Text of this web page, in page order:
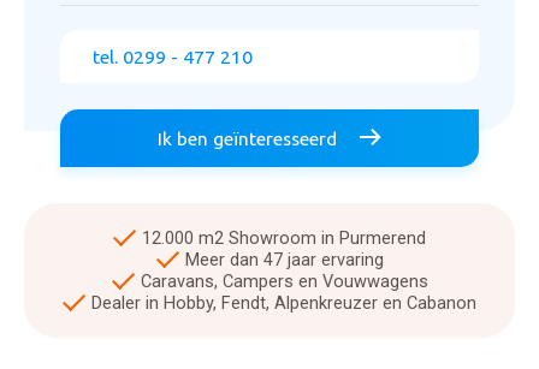
tel. 0299 - 477 210
Ik ben geïnteresseerd
12.000 m2 Showroom in Purmerend
Meer dan 47 jaar ervaring
Caravans, Campers en Vouwwagens
Dealer in Hobby, Fendt, Alpenkreuzer en Cabanon